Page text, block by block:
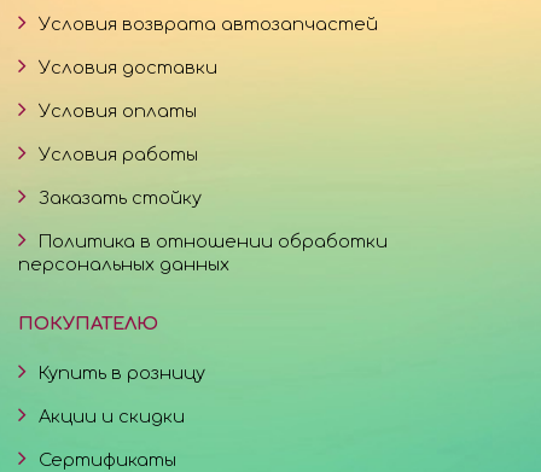
Условия возврата автозапчастей
Условия доставки
Условия оплаты
Условия работы
Заказать стойку
Политика в отношении обработки
персональных данных
ПОКУПАТЕЛЮ
Купить в розницу
Акции и скидки
Сертификаты